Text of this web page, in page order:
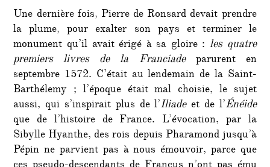
Une dernière fois, Pierre de Ronsard devait prendre
la plume, pour exalter son pays et terminer le
monument qu’il avait érigé à sa gloire :les quatre
premiers livres de la Franciadeparurent en
septembre 1572. C’était au lendemain de la Saint-
Barthélemy ; l’époque était mal choisie, le sujet
aussi, qui s’inspirait plus de l’Iliadeet de l’Énéide
que de l’histoire de France. L’évocation, par la
Sibylle Hyanthe, des rois depuis Pharamond jusqu’à
Pépin ne parvient pas à nous émouvoir, parce que